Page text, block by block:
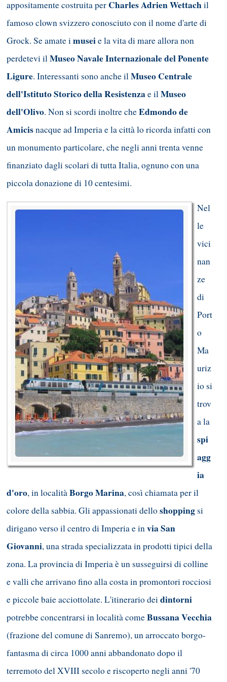
appositamente costruita per Charles Adrien Wettachil
famoso clown svizzero conosciuto con il nome d'arte di
Grock. Se amate imuseie la vita di mare allora non
perdetevi ilMuseo Navale Internazionale del Ponente
Ligure. Interessanti sono anche ilMuseo Centrale
dell'Istituto Storico della Resistenzae ilMuseo
dell'Olivo. Non si scordi inoltre cheEdmondo de
Amicisnacque ad Imperia e la città lo ricorda infatti con
un monumento particolare, che negli anni trenta venne
finanziato dagli scolari di tutta Italia, ognuno con una
piccola donazione di 10 centesimi.
Nel
le
vici
nan
ze
di
Port
o
Ma
uriz
io si
trov
a la
spi
agg
ia
d'oro, in localitàBorgo Marina, così chiamata per il
colore della sabbia. Gli appassionati delloshoppingsi
dirigano verso il centro di Imperia e invia San
Giovanni, una strada specializzata in prodotti tipici della
zona. La provincia di Imperia è un susseguirsi di colline
e valli che arrivano fino alla costa in promontori rocciosi
e piccole baie acciottolate. L'itinerario deidintorni
potrebbe concentrarsi in località comeBussana Vecchia
(frazione del comune di Sanremo), un arroccato borgo-
fantasma di circa 1000 anni abbandonato dopo il
terremoto del XVIII secolo e riscoperto negli anni '70